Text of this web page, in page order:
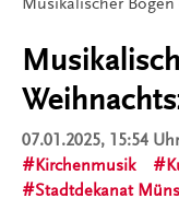
07.01.2025, 15:54 Uhr
Kirchenmusik
Stadtdekanat